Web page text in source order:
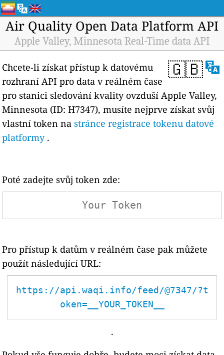
Air Quality Open Data Platform API
Apple Valley, Minnesota Real-Time data API
🇬🇧
Chcete-li získat přístup k datovému
rozhraní API pro data v reálném čase
pro stanici sledování kvality ovzduší Apple Valley,
Minnesota (ID: H7347), musíte nejprve získat svůj
vlastní token nastránce registrace tokenu datové
platformy.
Poté zadejte svůj token zde:
Pro přístup k datům v reálném čase pak můžete
použít následující URL:
https://api.waqi.info/feed/@7347/?t
oken=__YOUR_TOKEN__
.